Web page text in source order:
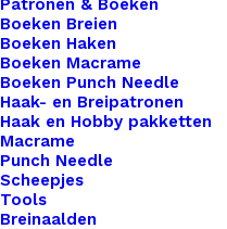
Patronen & Boeken
Boeken Breien
Boeken Haken
Boeken Macrame
Boeken Punch Needle
Haak- en Breipatronen
Haak en Hobby pakketten
Macrame
Punch Needle
Scheepjes
Tools
Breinaalden
Categorie
Kleur
Binnen 1-3
Veilig betalen
Unieke en